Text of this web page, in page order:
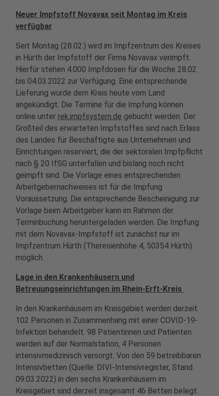
Neuer Impfstoff Novavax seit Montag im Kreis
verfügbar
Seit Montag (28.02.) wird im Impfzentrum des Kreises
in Hürth der Impfstoff der Firma Novavax verimpft.
Hierfür stehen 4.000 Impfdosen für die Woche 28.02.
bis 04.03.2022 zur Verfügung. Eine entsprechende
Lieferung wurde dem Kreis heute vom Land
angekündigt. Die Termine für die Impfung können
online unter rek.impfsystem.de gebucht werden. Der
Großteil des erwarteten Impfstoffes sind nach Erlass
des Landes für Beschäftigte aus Unternehmen und
Einrichtungen reserviert, die der sektoralen Impfpflicht
nach § 20 IfSG unterfallen und bislang noch nicht
geimpft sind. Die Vorlage eines entsprechenden
Arbeitgebernachweises ist für die Impfung
Voraussetzung. Die entsprechende Bescheinigung zur
Vorlage beim Arbeitgeber kann im Rahmen der
Terminbuchung heruntergeladen werden. Die Impfung
mit dem Novavax-Impfstoff ist zunächst nur im
Impfzentrum Hürth (Theresienhöhe 4, 50354 Hürth)
möglich.
Lage in den Krankenhäusern und
Betreuungseinrichtungen im Rhein-Erft-Kreis
In den Krankenhäusern im Kreisgebiet werden derzeit
102 Personen in Zusammenhang mit einer COVID-19-
Infektion behandelt. 98 Patientinnen und Patienten
werden auf der Normalstation, 4 Personen
intensivmedizinisch versorgt. Von den 59 betreibbaren
Intensivbetten (Quelle: DIVI-Intensivregister, Stand
09.03.2022) in den sechs Krankenhäusern im
Kreisgebiet sind derzeit insgesamt 46 Betten belegt.